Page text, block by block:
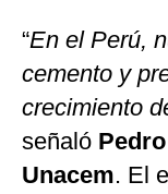
“En el Perú,
cemento y
crecimiento
señaló
Unacem. El